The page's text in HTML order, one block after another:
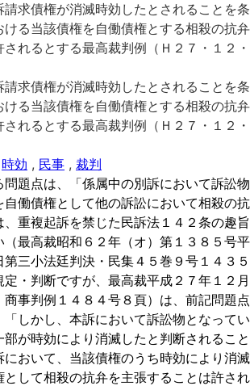
請求債権が消滅時効したとされることを条
る当該債権を自働債権とする相殺の抗弁
れるとする最高裁判例（Ｈ２７・１２・
請求債権が消滅時効したとされることを条
る当該債権を自働債権とする相殺の抗弁
れるとする最高裁判例（Ｈ２７・１２・
時効 , 民事 , 裁判
題点は、「係属中の別訴において訴訟物
自働債権として他の訴訟において相殺の抗
重複起訴を禁じた民訴法１４２条の趣旨
（最高裁昭和６２年（オ）第１３８５号平
三小法廷判決・民集４５巻９号１４３５
・判断ですが、最高裁平成２７年１２月
商事判例１４８４号８頁）は、前記問題点
しかし、本訴において訴訟物となってい
が時効により消滅したと判断されること
において、当該債権のうち時効により消滅
として相殺の抗弁を主張することは許され